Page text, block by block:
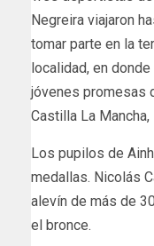
Negreira viajaron
tomar parte en la
localidad, en
jóvenes promesas
Castilla La
Los pupilos de
medallas. Nicolás
alevín de más de
el bronce.